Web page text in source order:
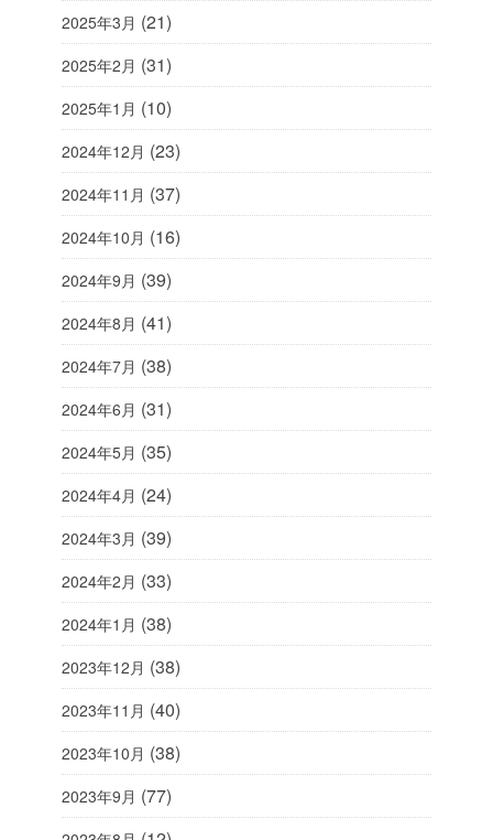
2025年3月 (21)
2025年2月 (31)
2025年1月 (10)
2024年12月 (23)
2024年11月 (37)
2024年10月 (16)
2024年9月 (39)
2024年8月 (41)
2024年7月 (38)
2024年6月 (31)
2024年5月 (35)
2024年4月 (24)
2024年3月 (39)
2024年2月 (33)
2024年1月 (38)
2023年12月 (38)
2023年11月 (40)
2023年10月 (38)
2023年9月 (77)